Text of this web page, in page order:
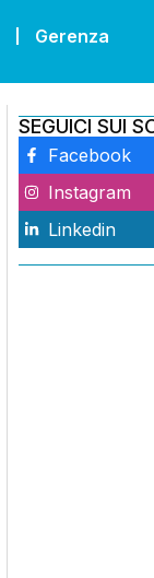
Gerenza
SEGUICI SUI
Facebook
Instagram
Linkedin